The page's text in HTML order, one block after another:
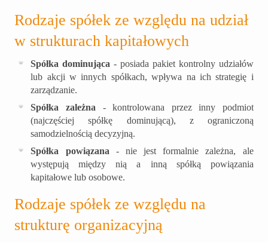
Rodzaje spółek ze względu na udział
w strukturach kapitałowych
Spółka dominująca - posiada pakiet kontrolny udziałów
lub akcji w innych spółkach, wpływa na ich strategię i
zarządzanie.
Spółka zależna - kontrolowana przez inny podmiot
(najczęściej spółkę dominującą), z ograniczoną
samodzielnością decyzyjną.
Spółka powiązana- nie jest formalnie zależna, ale
występują między nią a inną spółką powiązania
kapitałowe lub osobowe.
Rodzaje spółek ze względu na
strukturę organizacyjną